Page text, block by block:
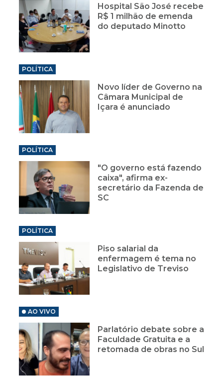
Hospital São José recebe
R$ 1 milhão de emenda
do deputado Minotto
POLÍTICA
Novo líder de Governo na
Câmara Municipal de
Içara é anunciado
POLÍTICA
"O governo está fazendo
caixa", afirma ex-
secretário da Fazenda de
SC
POLÍTICA
Piso salarial da
enfermagem é tema no
Legislativo de Treviso
AO VIVO
Parlatório debate sobre a
Faculdade Gratuita e a
retomada de obras no Sul